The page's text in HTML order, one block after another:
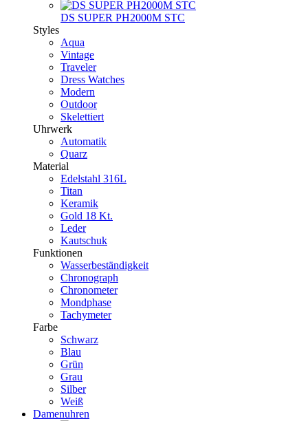
DS SUPER PH2000M STC
Styles
Aqua
Vintage
Traveler
Dress Watches
Modern
Outdoor
Skelettiert
Uhrwerk
Automatik
Quarz
Material
Edelstahl 316L
Titan
Keramik
Gold 18 Kt.
Leder
Kautschuk
Funktionen
Wasserbeständigkeit
Chronograph
Chronometer
Mondphase
Tachymeter
Farbe
Schwarz
Blau
Grün
Grau
Silber
Weiß
Damenuhren